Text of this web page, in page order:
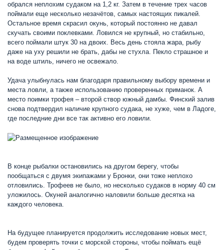
обрался неплохим судаком на 1,2 кг. Затем в течение трех часов
поймали еще несколько незачётов, самых настоящих пикалей.
Остальное время скрасил окунь, который постоянно не давал
скучать своими поклевками. Ловился не крупный, но стабильно,
всего поймали штук 30 на двоих. Весь день стояла жара, рыбу
даже на уху решили не брать, дабы не стухла. Пекло страшное и
на воде штиль, ничего не освежало.
Удача улыбнулась нам благодаря правильному выбору времени и
места ловли, а также использованию проверенных приманок. А
место поимки трофея – второй створ южный дамбы. Финский залив
снова подтвердил наличие крупного судака, не хуже, чем в Ладоге,
где последние дни все так активно его ловили.
В конце рыбалки остановились на другом берегу, чтобы
пообщаться с двумя экипажами у Бронки, они тоже неплохо
отловились. Трофеев не было, но несколько судаков в норму 40 см
уложилось. Окуней аналогично наловили больше десятка на
каждого человека.
На будущее планируется продолжить исследование новых мест,
будем проверять точки с морской стороны, чтобы поймать ещё